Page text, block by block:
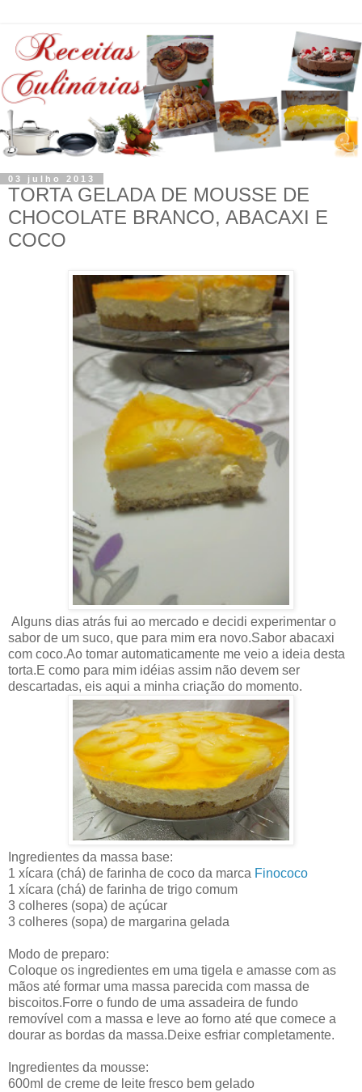
03 julho 2013
TORTA GELADA DE MOUSSE DE
CHOCOLATE BRANCO, ABACAXI E
COCO
Alguns dias atrás fui ao mercado e decidi experimentar o
sabor de um suco, que para mim era novo.Sabor abacaxi
com coco.Ao tomar automaticamente me veio a ideia desta
torta.E como para mim idéias assim não devem ser
descartadas, eis aqui a minha criação do momento.
Ingredientes da massa base:
1 xícara (chá) de farinha de coco da marca Finococo
1 xícara (chá) de farinha de trigo comum
3 colheres (sopa) de açúcar
3 colheres (sopa) de margarina gelada
Modo de preparo:
Coloque os ingredientes em uma tigela e amasse com as
mãos até formar uma massa parecida com massa de
biscoitos.Forre o fundo de uma assadeira de fundo
removível com a massa e leve ao forno até que comece a
dourar as bordas da massa.Deixe esfriar completamente.
Ingredientes da mousse:
600ml de creme de leite fresco bem gelado